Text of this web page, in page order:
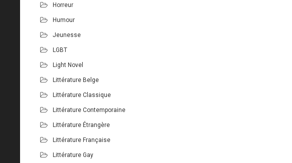
Horreur
Humour
Jeunesse
LGBT
Light Novel
Littérature Belge
Littérature Classique
Littérature Contemporaine
Littérature Étrangère
Littérature Française
Littérature Gay